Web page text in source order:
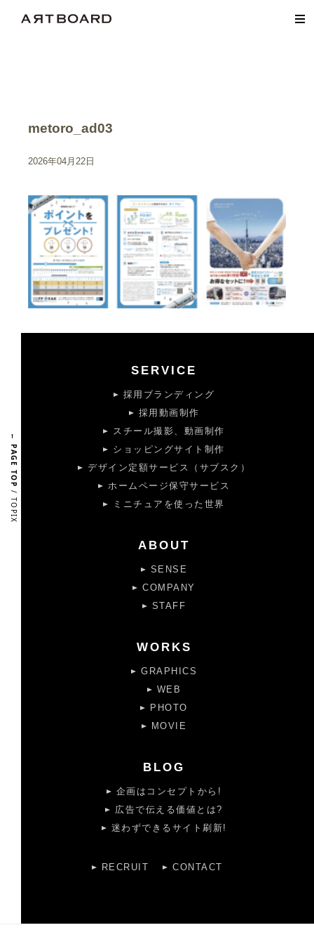
metoro_ad03
2026年04月22日
← PAGE TOP
/ TOPIX
SERVICE
採用ブランディング
採用動画制作
スチール撮影、動画制作
ショッピングサイト制作
デザイン定額サービス（サブスク）
ホームページ保守サービス
ミニチュアを使った世界
ABOUT
SENSE
COMPANY
STAFF
WORKS
GRAPHICS
WEB
PHOTO
MOVIE
BLOG
企画はコンセプトから!
広告で伝える価値とは?
迷わずできるサイト刷新!
RECRUIT CONTACT